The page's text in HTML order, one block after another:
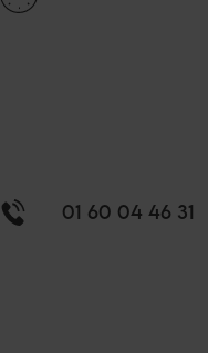
01 60 04 46 31